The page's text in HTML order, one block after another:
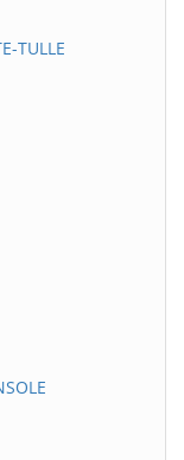
TULLE